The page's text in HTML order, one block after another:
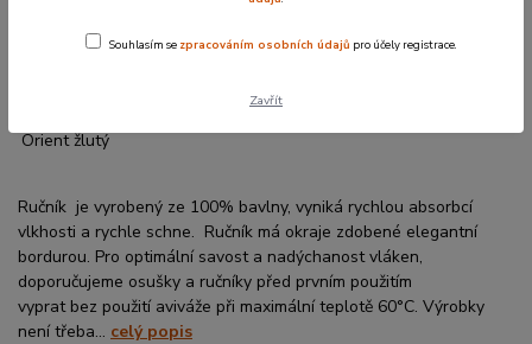
Ručník je vyrobený ze 100% bavlny, vyniká rychlou absorbcí
vlkhosti a rychle schne. Ručník má okraje zdobené elegantní
bordurou. Pro optimální savost a nadýchanost vláken,
doporučujeme osušky a ručníky před prvním použitím
vyprat bez použití aviváže při maximální teplotě 60°C. Výrobky
není třeba... celý popis
Souhlasím se zpracováním osobních údajů pro účely registrace.
Zavřít